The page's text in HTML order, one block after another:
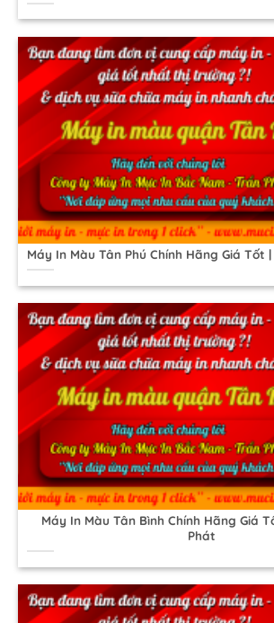
Máy In Màu Tân Phú Chính Hãng Giá Tốt
Máy In Màu Tân Bình Chính Hãng Giá
Phát